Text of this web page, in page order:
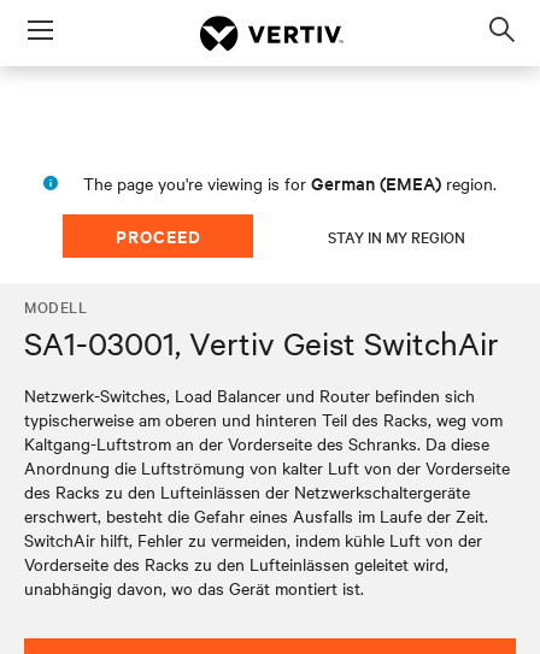
Menu
The page you're viewing is for German (EMEA) region.
PROCEED STAY IN MY REGION
MODELL
SA1-03001, Vertiv Geist SwitchAir
Netzwerk-Switches, Load Balancer und Router befinden sich
typischerweise am oberen und hinteren Teil des Racks, weg vom
Kaltgang-Luftstrom an der Vorderseite des Schranks. Da diese
Anordnung die Luftströmung von kalter Luft von der Vorderseite
des Racks zu den Lufteinlässen der Netzwerkschaltergeräte
erschwert, besteht die Gefahr eines Ausfalls im Laufe der Zeit.
SwitchAir hilft, Fehler zu vermeiden, indem kühle Luft von der
Vorderseite des Racks zu den Lufteinlässen geleitet wird,
unabhängig davon, wo das Gerät montiert ist.